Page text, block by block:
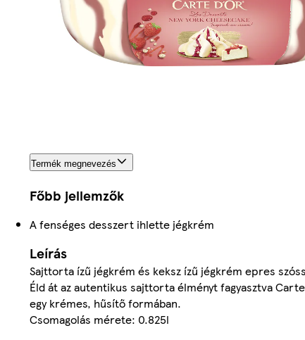
Termék megnevezés
Főbb jellemzők
A fenséges desszert ihlette jégkrém
Leírás
Sajttorta ízű jégkrém és keksz ízű jégkrém epres
Éld át az autentikus sajttorta élményt fagyasztva
egy krémes, hűsítő formában.
Csomagolás mérete: 0.825l